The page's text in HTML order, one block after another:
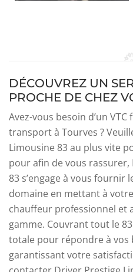
DÉCOUVREZ UN
PROCHE DE CHEZ
Avez-vous besoin d’un
transport à Tourves ?
Limousine 83 au plus vite
pour afin de vous
83 s’engage à vous fournir
domaine en mettant à
chauffeur professionnel et
gamme. Couvrant tout le
totale pour répondre à vos
garantissant votre